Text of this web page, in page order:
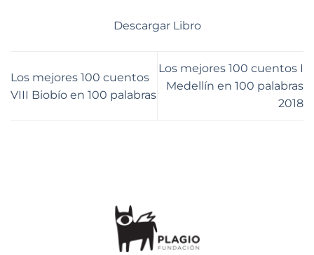
Descargar Libro
Los mejores 100 cuentos
VIII Biobío en 100 palabras
Los mejores 100 cuentos I
Medellín en 100 palabras
2018